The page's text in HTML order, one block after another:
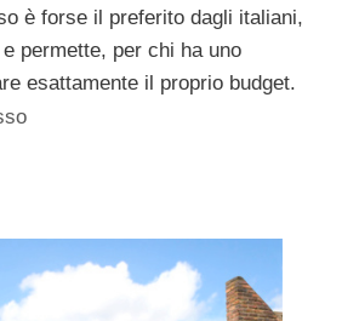
è forse il preferito dagli italiani,
permette, per chi ha uno
esattamente il proprio budget.